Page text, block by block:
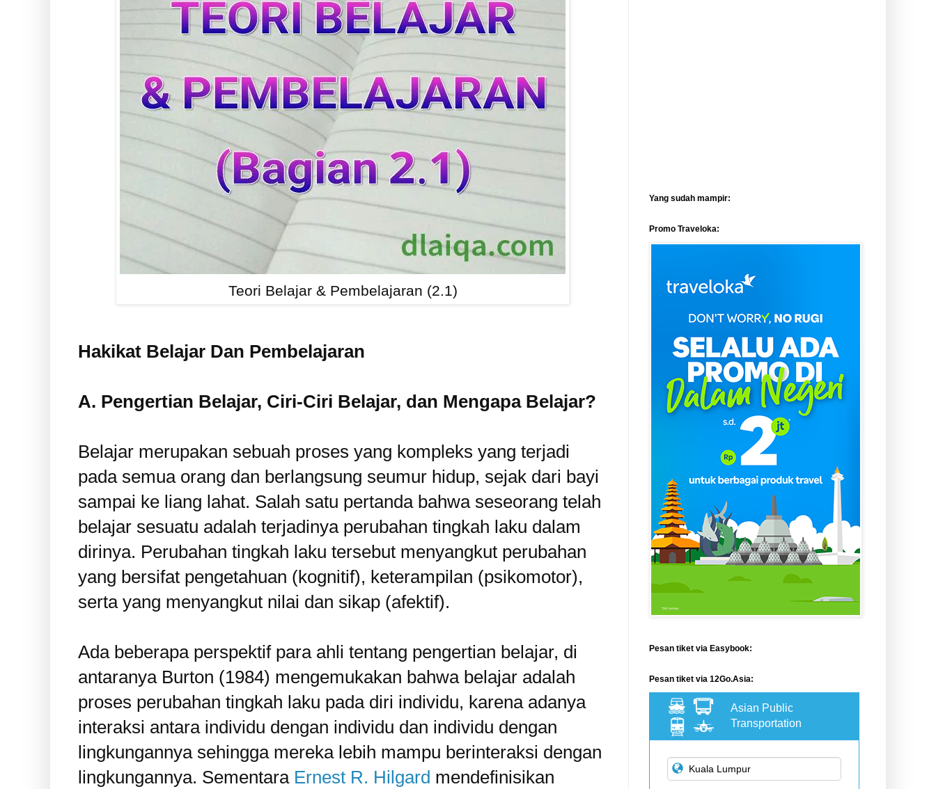
Teori Belajar & Pembelajaran (2.1)
Hakikat Belajar Dan Pembelajaran
A. Pengertian Belajar, Ciri-Ciri Belajar, dan Mengapa Belajar?
Belajar merupakan sebuah proses yang kompleks yang terjadi
pada semua orang dan berlangsung seumur hidup, sejak dari bayi
sampai ke liang lahat. Salah satu pertanda bahwa seseorang telah
belajar sesuatu adalah terjadinya perubahan tingkah laku dalam
dirinya. Perubahan tingkah laku tersebut menyangkut perubahan
yang bersifat pengetahuan (kognitif), keterampilan (psikomotor),
serta yang menyangkut nilai dan sikap (afektif).
Ada beberapa perspektif para ahli tentang pengertian belajar, di
antaranya Burton (1984) mengemukakan bahwa belajar adalah
proses perubahan tingkah laku pada diri individu, karena adanya
interaksi antara individu dengan individu dan individu dengan
lingkungannya sehingga mereka lebih mampu berinteraksi dengan
lingkungannya. Sementara Ernest R. Hilgard mendefinisikan
Yang sudah mampir:
Promo Traveloka:
Pesan tiket via Easybook:
Pesan tiket via 12Go.Asia:
Asian Public
Transportation